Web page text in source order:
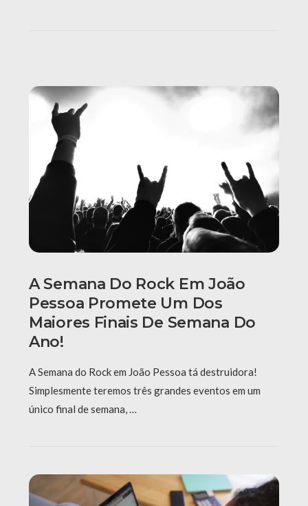
A Semana Do Rock Em João
Pessoa Promete Um Dos
Maiores Finais De Semana Do
Ano!
A Semana do Rock em João Pessoa tá destruidora!
Simplesmente teremos três grandes eventos em um
único final de semana, …